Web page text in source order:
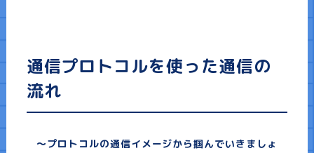
通信プロトコルを使った通信の
流れ
〜プロトコルの通信イメージから掴んでいきましょ